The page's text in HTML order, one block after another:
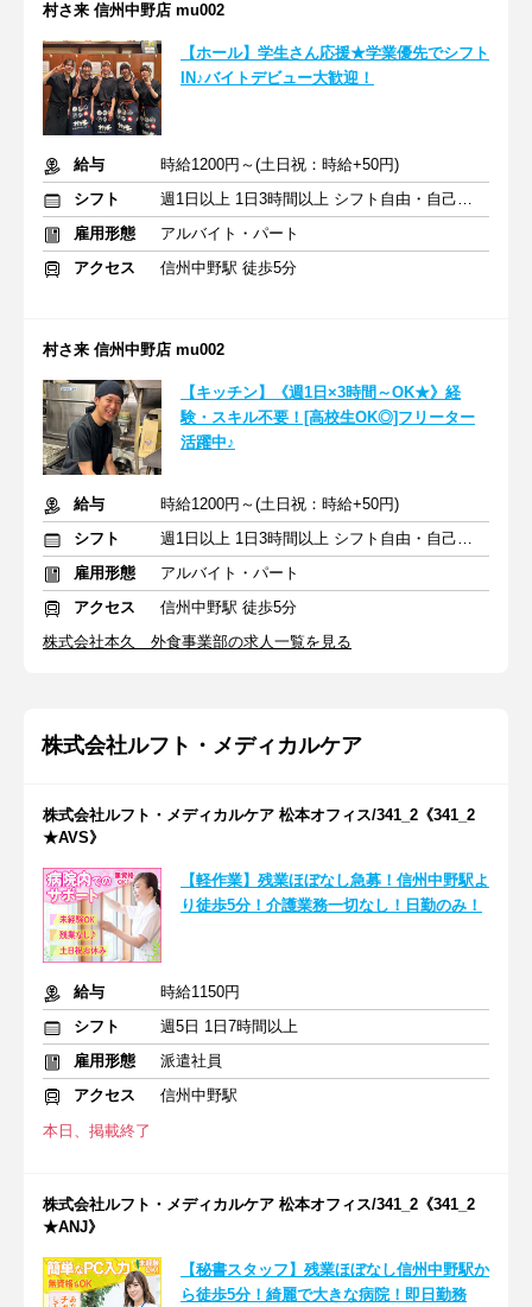
村さ来 信州中野店 mu002
【ホール】学生さん応援★学業優先でシフト
IN♪バイトデビュー大歓迎！
給与
時給1200円～(土日祝：時給+50円)
シフト
週1日以上 1日3時間以上 シフト自由・自己申告
雇用形態
アルバイト・パート
アクセス
信州中野駅 徒歩5分
村さ来 信州中野店 mu002
【キッチン】《週1日×3時間～OK★》経
験・スキル不要！[高校生OK◎]フリーター
活躍中♪
給与
時給1200円～(土日祝：時給+50円)
シフト
週1日以上 1日3時間以上 シフト自由・自己申告
雇用形態
アルバイト・パート
アクセス
信州中野駅 徒歩5分
株式会社本久 外食事業部の求人一覧を見る
株式会社ルフト・メディカルケア
株式会社ルフト・メディカルケア 松本オフィス/341_2《341_2
★AVS》
【軽作業】残業ほぼなし急募！信州中野駅よ
り徒歩5分！介護業務一切なし！日勤のみ！
給与
時給1150円
シフト
週5日 1日7時間以上
雇用形態
派遣社員
アクセス
信州中野駅
本日、掲載終了
株式会社ルフト・メディカルケア 松本オフィス/341_2《341_2
★ANJ》
【秘書スタッフ】残業ほぼなし信州中野駅か
ら徒歩5分！綺麗で大きな病院！即日勤務